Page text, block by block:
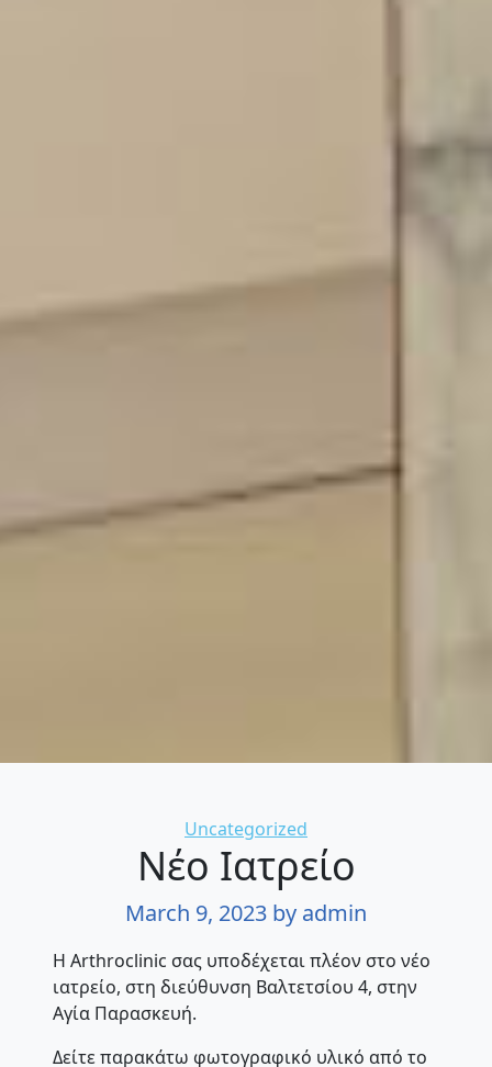
Categories
Uncategorized
Νέο Ιατρείο
March 9, 2023 by admin
Η Arthroclinic σας υποδέχεται πλέον στο νέο
ιατρείο, στη διεύθυνση Βαλτετσίου 4, στην
Αγία Παρασκευή.
Δείτε παρακάτω φωτογραφικό υλικό από το